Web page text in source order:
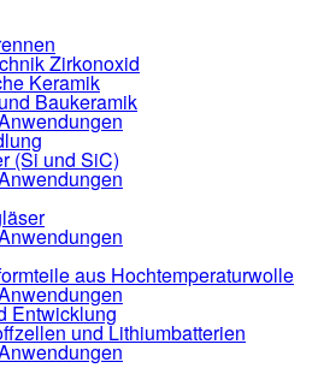
Zirkonoxid
Keramik
Baukeramik
(Si und SiC)
aus Hochtemperaturwolle
Entwicklung
und Lithiumbatterien